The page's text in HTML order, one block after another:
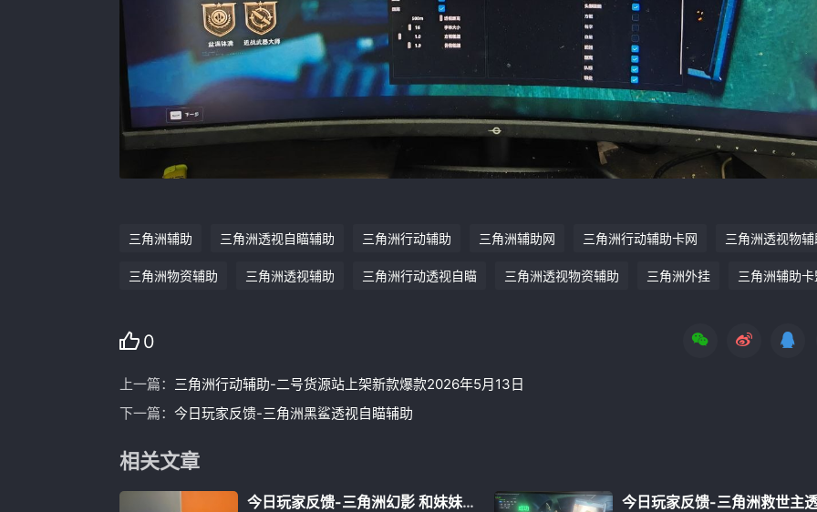
三角洲辅助 三角洲透视自瞄辅助 三角洲行动辅助 三角洲辅助网 三角洲行动辅助卡网 三角洲透视物辅
三角洲物资辅助 三角洲透视辅助 三角洲行动透视自瞄 三角洲透视物资辅助 三角洲外挂 三角洲辅助卡
0
上一篇： 三角洲行动辅助-二号货源站上架新款爆款2026年5月13日
下一篇： 今日玩家反馈-三角洲黑鲨透视自瞄辅助
相关文章
今日玩家反馈-三角洲幻影 和妹妹
今日玩家反馈-三角洲救世主